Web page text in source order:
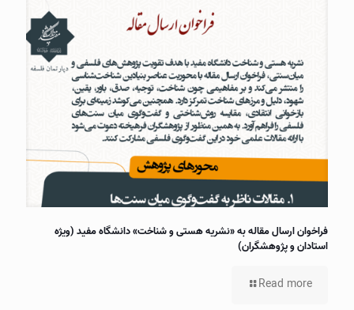
فراخوان ارسال مقاله به «نشریه هستی و شناخت» دانشگاه مفید (ویژه
استادان و پژوهشگران)
Read more